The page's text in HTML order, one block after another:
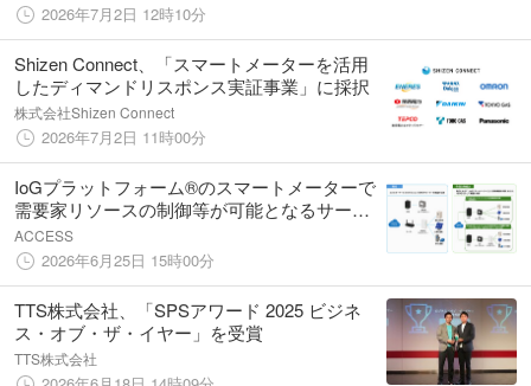
2026年7月2日 12時10分
Shizen Connect、「スマートメーターを活用
したディマンドリスポンス実証事業」に採択
株式会社Shizen Connect
2026年7月2日 11時00分
IoGプラットフォーム®のスマートメーターで
需要家リソースの制御等が可能となるサービ
ス基盤システムの開発について
ACCESS
2026年6月25日 15時00分
TTS株式会社、「SPSアワード 2025 ビジネ
ス・オブ・ザ・イヤー」を受賞
TTS株式会社